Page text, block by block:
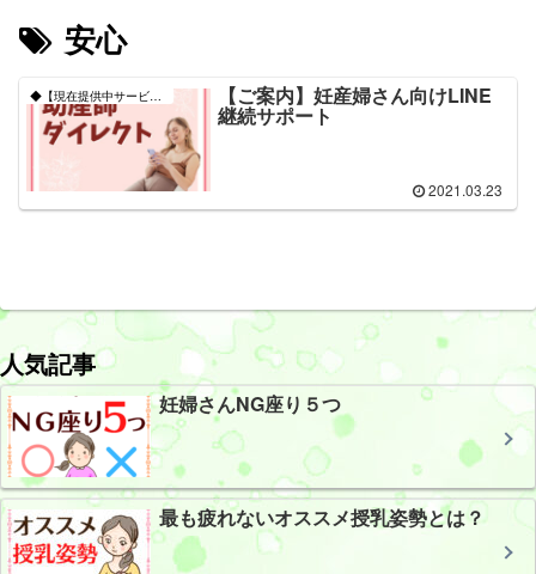
安心
◆【現在提供中サービス】 【ご案内】妊産婦さん向けLINE
継続サポート
2021.03.23
人気記事
妊婦さんNG座り５つ
最も疲れないオススメ授乳姿勢とは？